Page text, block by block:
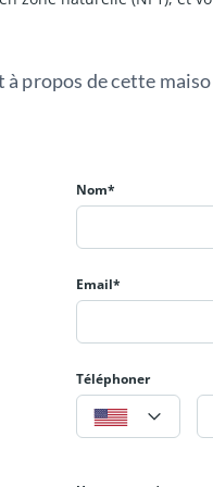
à propos de cette
Nom*
Email*
Téléphoner